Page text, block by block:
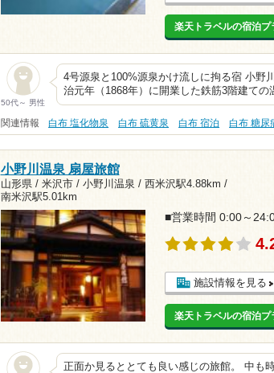
楽天トラベルの宿泊プ
50代～ 男性
4号源泉と100%源泉かけ流しに拘る宿 小野
治元年（1868年）に開業した鉄筋3階建て
関連情報 白布 塩化物泉 白布 硫黄泉 白布 宿泊 白布 糖尿
小野川温泉 扇屋旅館
山形県 / 米沢市 / 小野川温泉 / 西米沢駅4.88km /
南米沢駅5.01km
■営業時間 0:00～
施設情報を見る
楽天トラベルの宿泊プ
正面か見るととても良い感じの旅館。 中も